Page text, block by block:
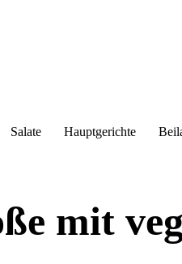
Salate Hauptgerichte
mit